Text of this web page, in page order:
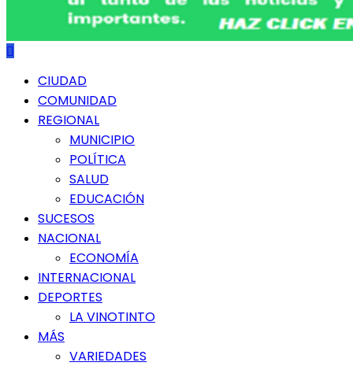
Menú
principal
CIUDAD
COMUNIDAD
REGIONAL
MUNICIPIO
POLÍTICA
SALUD
EDUCACIÓN
SUCESOS
NACIONAL
ECONOMÍA
INTERNACIONAL
DEPORTES
LA VINOTINTO
MÁS
VARIEDADES